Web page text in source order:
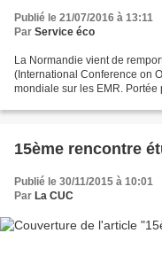
Publié le 21/07/2016 à 13:11
Par Service éco
La Normandie vient de
(International Conference on
mondiale sur les EMR.
15ème rencontre
Publié le 30/11/2015 à 10:01
Par La CUC